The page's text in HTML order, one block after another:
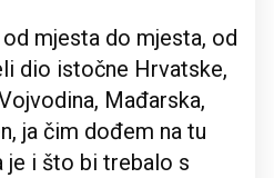
mjesta do mjesta, od
dio istočne Hrvatske,
Mađarska,
ja čim dođem na tu
je i što bi trebalo s